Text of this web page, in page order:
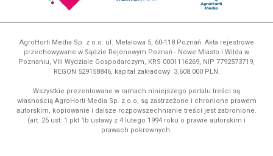
AgroHorti Media Sp. z o.o. ul. Metalowa 5, 60-118 Poznań. Akta rejestrowe
przechowywane w Sądzie Rejonowym Poznań - Nowe Miasto i Wilda w
Poznaniu, VIII Wydziale Gospodarczym, KRS 0001116269, NIP 7792573719,
REGON 529158846, kapitał zakładowy: 3.608.000 PLN.
Wszystkie prezentowane w ramach niniejszego portalu treści są
własnością AgroHorti Media Sp. z o.o, są zastrzeżone i chronione prawem
autorskim, kopiowanie i dalsze rozpowszechnianie treści jest zabronione.
(art. 25 ust. 1 pkt 1b ustawy z 4 lutego 1994 roku o prawie autorskim i
prawach pokrewnych.